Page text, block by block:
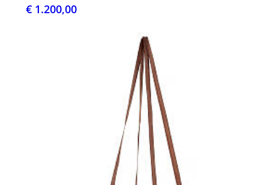
€ 1.200,00